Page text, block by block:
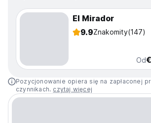
El Mirador
9.9Znakomity(147)
Od
Pozycjonowanie opiera się na zapłaconej
czynnikach. czytaj więcej